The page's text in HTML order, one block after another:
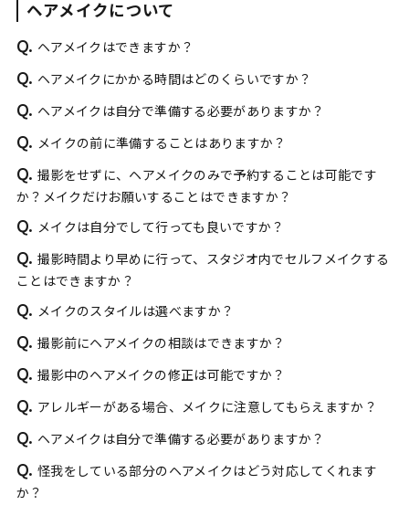
ヘアメイクについて
Q. ヘアメイクはできますか？
Q. ヘアメイクにかかる時間はどのくらいですか？
Q. ヘアメイクは自分で準備する必要がありますか？
Q. メイクの前に準備することはありますか？
Q. 撮影をせずに、ヘアメイクのみで予約することは可能です
か？メイクだけお願いすることはできますか？
Q. メイクは自分でして行っても良いですか？
Q. 撮影時間より早めに行って、スタジオ内でセルフメイクする
ことはできますか？
Q. メイクのスタイルは選べますか？
Q. 撮影前にヘアメイクの相談はできますか？
Q. 撮影中のヘアメイクの修正は可能ですか？
Q. アレルギーがある場合、メイクに注意してもらえますか？
Q. ヘアメイクは自分で準備する必要がありますか？
Q. 怪我をしている部分のヘアメイクはどう対応してくれます
か？